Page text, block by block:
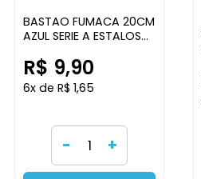
BASTAO FUMACA 20CM
AZUL SERIE A ESTALOS
R$ 9,90
6x de R$ 1,65
- +